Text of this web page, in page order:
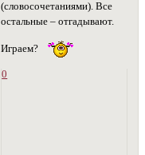
(словосочетаниями). Все
остальные – отгадывают.
Играем?
0